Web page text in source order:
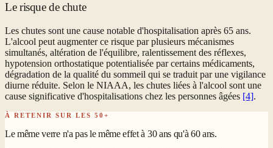
Le risque de chute
Les chutes sont une cause notable d'hospitalisation après 65 ans.
L'alcool peut augmenter ce risque par plusieurs mécanismes
simultanés, altération de l'équilibre, ralentissement des réflexes,
hypotension orthostatique potentialisée par certains médicaments,
dégradation de la qualité du sommeil qui se traduit par une vigilance
diurne réduite. Selon le NIAAA, les chutes liées à l'alcool sont une
cause significative d'hospitalisations chez les personnes âgées [4].
À RETENIR SUR LES 50+
Le même verre n'a pas le même effet à 30 ans qu'à 60 ans.